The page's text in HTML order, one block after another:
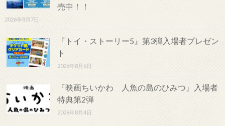
売中！！
2026年8月7日
『トイ・ストーリー5』第3弾入場者プレゼン
ト
2026年8月6日
『映画ちいかわ 人魚の島のひみつ』入場者
特典第2弾
2026年8月4日